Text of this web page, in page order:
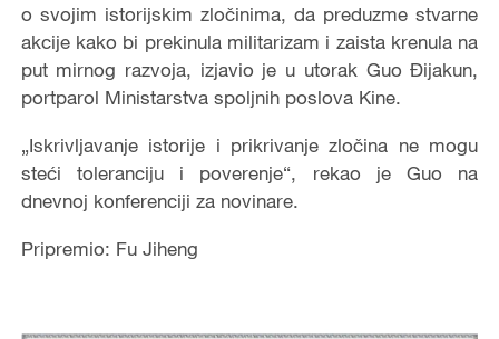
o svojim istorijskim zločinima, da preduzme stvarne
akcije kako bi prekinula militarizam i zaista krenula na
put mirnog razvoja, izjavio je u utorak Guo Đijakun,
portparol Ministarstva spoljnih poslova Kine.
„Iskrivljavanje istorije i prikrivanje zločina ne mogu
steći toleranciju i poverenje“, rekao je Guo na
dnevnoj konferenciji za novinare.
Pripremio: Fu Jiheng